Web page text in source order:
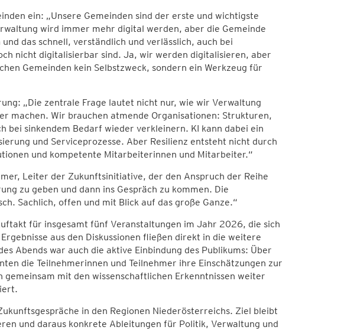
ein: „Unsere Gemeinden sind der erste und wichtigste
wird immer mehr digital werden, aber die Gemeinde
das schnell, verständlich und verlässlich, auch bei
nicht digitalisierbar sind. Ja, wir werden digitalisieren, aber
Gemeinden kein Selbstzweck, sondern ein Werkzeug für
„Die zentrale Frage lautet nicht nur, wie wir Verwaltung
machen. Wir brauchen atmende Organisationen: Strukturen,
bei sinkendem Bedarf wieder verkleinern. KI kann dabei ein
und Serviceprozesse. Aber Resilienz entsteht nicht durch
und kompetente Mitarbeiterinnen und Mitarbeiter.“
Leiter der Zukunftsinitiative, der den Anspruch der Reihe
zu geben und dann ins Gespräch zu kommen. Die
Sachlich, offen und mit Blick auf das große Ganze.“
für insgesamt fünf Veranstaltungen im Jahr 2026, die sich
aus den Diskussionen fließen direkt in die weitere
Abends war auch die aktive Einbindung des Publikums: Über
die Teilnehmerinnen und Teilnehmer ihre Einschätzungen zur
mit den wissenschaftlichen Erkenntnissen weiter
in den Regionen Niederösterreichs. Ziel bleibt
und daraus konkrete Ableitungen für Politik, Verwaltung und